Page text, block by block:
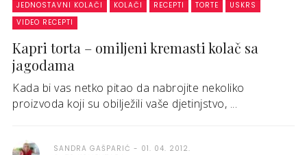
JEDNOSTAVNI KOLAČI KOLAČI RECEPTI TORTE
USKRS
VIDEO RECEPTI
Kapri torta – omiljeni kremasti kolač sa
jagodama
Kada bi vas netko pitao da nabrojite nekoliko
proizvoda koji su obilježili vaše djetinjstvo, ...
SANDRA GAŠPARIĆ
01. 04. 2012.